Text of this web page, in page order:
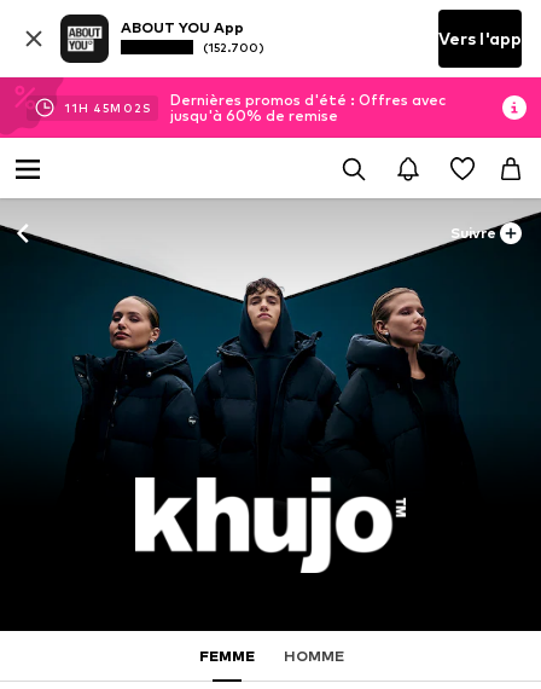
ABOUT YOU App
(152.700) Vers l'app
11H 45M 01 S
Dernières promos d'été : Offres avec
jusqu'à 60% de remise
Suivre
FEMME HOMME